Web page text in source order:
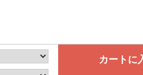
カートに